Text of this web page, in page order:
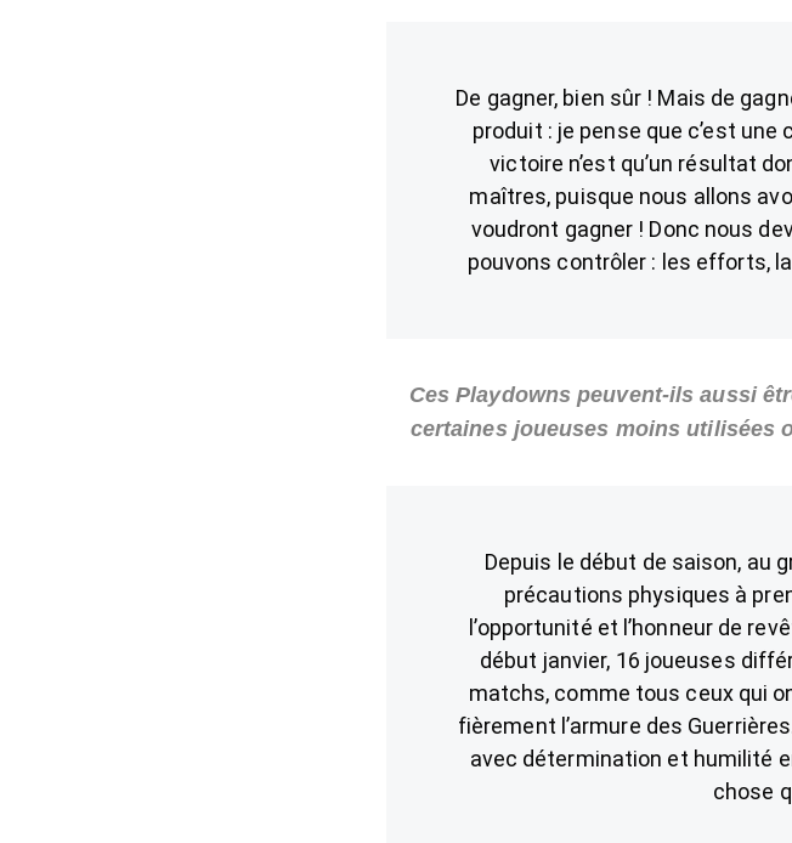
De gagner, bien sûr ! Mais de
produit : je pense que c’est une
victoire n’est qu’un résultat
maîtres, puisque nous allons
voudront gagner ! Donc nous
pouvons contrôler : les efforts,
Ces Playdowns peuvent-ils aussi
certaines joueuses moins utilisées
Depuis le début de saison, au
précautions physiques à
l’opportunité et l’honneur de
début janvier, 16 joueuses
matchs, comme tous ceux qui
fièrement l’armure des
avec détermination et humilité
chose